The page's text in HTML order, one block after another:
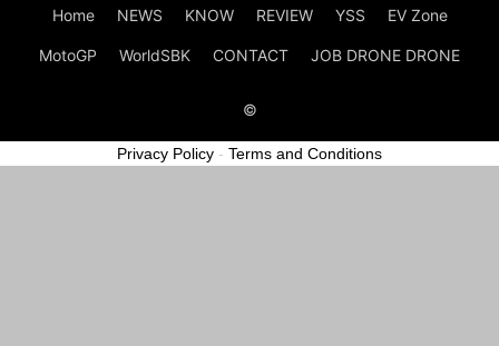
Home NEWS KNOW REVIEW YSS EV Zone
MotoGP WorldSBK CONTACT JOB DRONE DRONE
©
Privacy Policy - Terms and Conditions